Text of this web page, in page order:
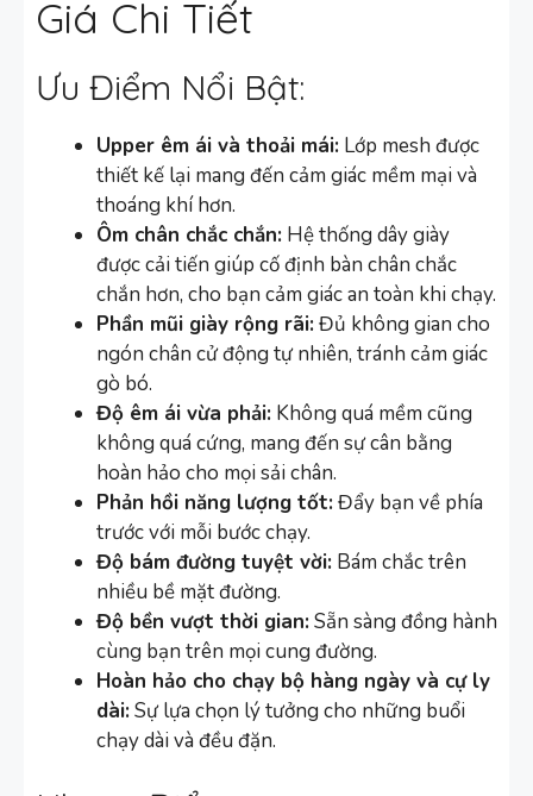
Giá Chi Tiết
Ưu Điểm Nổi Bật:
Upper êm ái và thoải mái: Lớp mesh được
thiết kế lại mang đến cảm giác mềm mại và
thoáng khí hơn.
Ôm chân chắc chắn: Hệ thống dây giày
được cải tiến giúp cố định bàn chân chắc
chắn hơn, cho bạn cảm giác an toàn khi chạy.
Phần mũi giày rộng rãi:Đủ không gian cho
ngón chân cử động tự nhiên, tránh cảm giác
gò bó.
Độ êm ái vừa phải: Không quá mềm cũng
không quá cứng, mang đến sự cân bằng
hoàn hảo cho mọi sải chân.
Phản hồi năng lượng tốt:Đẩy bạn về phía
trước với mỗi bước chạy.
Độ bám đường tuyệt vời: Bám chắc trên
nhiều bề mặt đường.
Độ bền vượt thời gian:Sẵn sàng đồng hành
cùng bạn trên mọi cung đường.
Hoàn hảo cho chạy bộ hàng ngày và cự ly
dài:Sự lựa chọn lý tưởng cho những buổi
chạy dài và đều đặn.